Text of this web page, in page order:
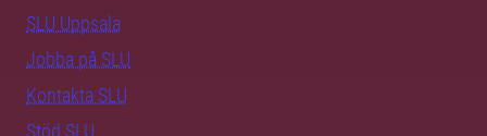
SLU Uppsala
Jobba på SLU
Kontakta SLU
Stöd SLU